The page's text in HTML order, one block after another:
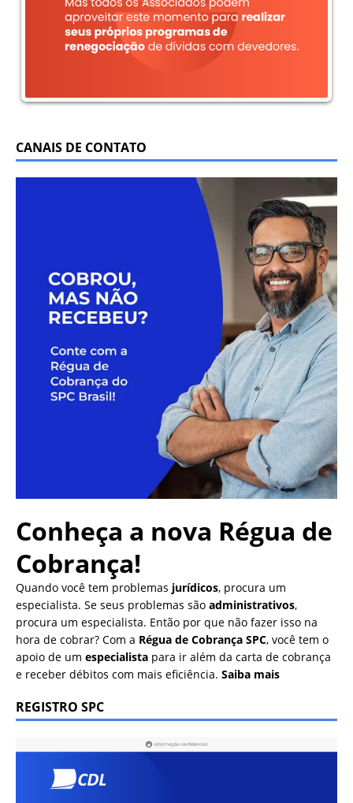
CANAIS DE CONTATO
Conheça a nova Régua de
Cobrança!
Quando você tem problemas jurídicos, procura um
especialista. Se seus problemas são administrativos,
procura um especialista. Então por que não fazer isso na
hora de cobrar? Com a Régua de Cobrança SPC, você tem o
apoio de um especialista para ir além da carta de cobrança
e receber débitos com mais eficiência. Saiba mais
REGISTRO SPC